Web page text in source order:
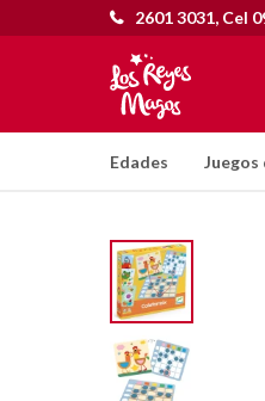
Edades
2601 3031, Cel